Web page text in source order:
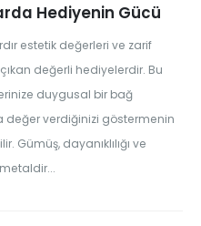
Hediyenin Gücü
estetik değerleri ve zarif
değerli hediyelerdir. Bu
duygusal bir bağ
değer verdiğinizi göstermenin
Gümüş, dayanıklılığı ve
metaldir...